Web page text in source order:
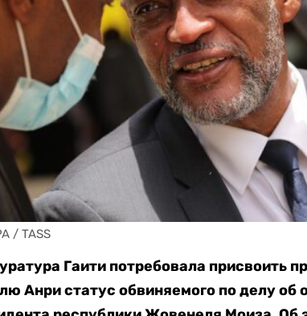
/ TASS
Гаити потребовала присвоить
Анри статус обвиняемого по делу об